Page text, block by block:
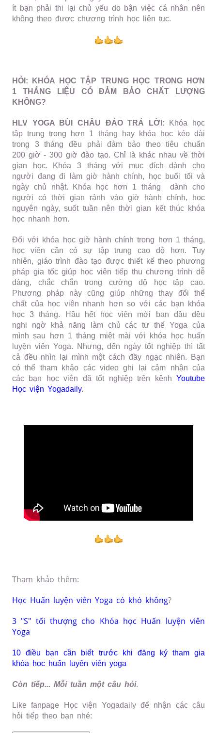
ít bạn phải thi lại chủ yếu do bận việc cá nhân nên
không theo được chương trình học liên tục.
HỎI: KHÓA HỌC TẬP TRUNG HỌC TRONG HƠN
1 THÁNG LIỆU CÓ ĐẢM BẢO CHẤT LƯỢNG
KHÔNG?
HLV YOGA BÙI CHÂU ĐẢO TRẢ LỜI: Khóa học
tập trung trong hơn 1 tháng hay khóa học kéo dài
trong 3 tháng đều phải đảm bảo theo tiêu chuẩn
200 giờ - 300 giờ đào tạo. Chỉ là khác nhau về thời
gian học. Khóa 3 tháng với mục đích dành cho
người đang đi làm giờ hành chính, học buổi tối và
ngày chủ nhật. Khóa học hơn 1 tháng dành cho
người có thời gian rảnh vào giờ hành chính, học
nguyên ngày, suốt tuần nên thời gian kết thúc khóa
học nhanh hơn.
Đối với khóa học giờ hành chính trong hơn 1 tháng,
học viên cần có sự tập trung cao độ hơn. Tuy
nhiên, giáo trình đào tạo được thiết kế theo phương
pháp gia tốc giúp học viên tiếp thu chương trình dễ
dàng, chắc chắn trong cường độ học tập cao.
Phương pháp này cũng giúp những thay đổi thể
chất của học viên nhanh hơn so với các bạn khóa
học 3 tháng. Hầu hết học viên mới ban đầu đều
nghi ngờ khả năng làm chủ các tư thế Yoga của
mình sau hơn 1 tháng miệt mài với khóa học huấn
luyện viên Yoga. Nhưng, đến ngày tốt nghiệp thì tất
cả đều nhìn lại mình một cách đầy ngạc nhiên. Bạn
có thể tham khảo các video ghi lại cảm nhận của
các bạn học viên đã tốt nghiệp trên kênh Youtube
Học viện Yogadaily.
Tham khảo thêm:
Học Huấn luyện viên Yoga có khó không?
3 "S" tối thượng cho Khóa học Huấn luyện viên
Yoga
10 điều bạn cần biết trước khi đăng ký tham gia
khóa học huấn luyên viên yoga
Còn tiếp... Mỗi tuần một câu hỏi.
Like fanpage Học viện Yogadaily để nhận các câu
hỏi tiếp theo bạn nhé: